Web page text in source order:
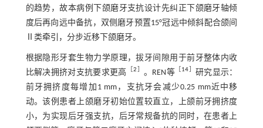
的趋势，故本病例下颌磨牙支抗设计先纠正下颌磨牙轴倾
度后再向远中备抗，双侧磨牙预置15°冠远中倾斜配合颌间
Ⅱ类牵引，分步近移下颌磨牙。
根据隐形牙套生物力学原理，拔牙间隙用于前牙整体内收
比解决拥挤对支抗要求更高
［2］ 。REN等［14］研究显示：
前牙拥挤度每增加1 mm，支抗牙会减少0.25 mm近中移
动。该例患者上颌磨牙初始位置较直立，上颌前牙拥挤度
小，为实现后牙强支抗，后牙常规备抗的同时，在患者上